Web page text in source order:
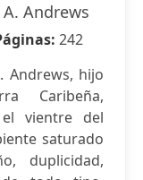
A. Andrews
242
Andrews, hijo
Caribeña,
vientre del
saturado
duplicidad,